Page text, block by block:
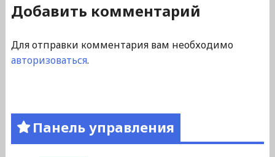
Добавить комментарий
Для отправки комментария вам необходимо
авторизоваться.
Панель управления